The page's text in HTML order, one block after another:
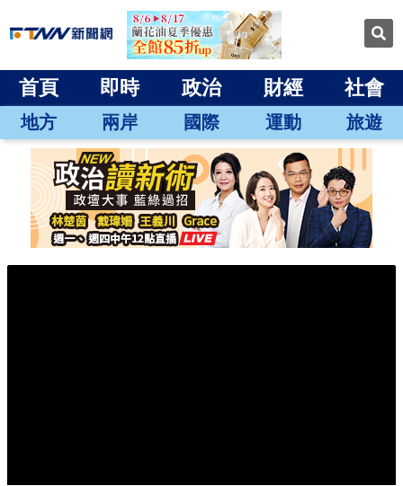
首頁 即時 政治 財經 社會
地方 兩岸 國際 運動 旅遊